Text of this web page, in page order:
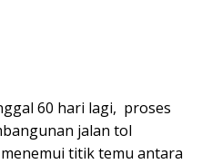
60 hari lagi, proses
jalan tol
titik temu antara